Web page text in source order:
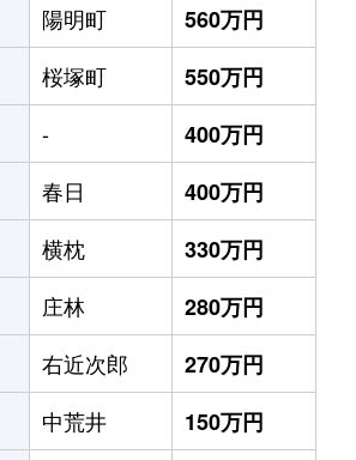
陽明町
560万円
桜塚町
550万円
-
400万円
春日
400万円
横枕
330万円
庄林
280万円
右近次郎
270万円
中荒井
150万円